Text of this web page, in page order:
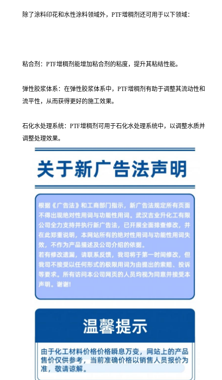
除了涂料印花和水性涂料领域外，PTF增稠剂还可用于以下领域：
粘合剂：PTF增稠剂能增加粘合剂的粘度，提升其粘结性能。
弹性胶浆体系：在弹性胶浆体系中，PTF增稠剂有助于调整其流动性和
流平性，从而获得更好的施工效果。
石化水处理系统：PTF增稠剂可用于石化水处理系统中，以调整水质并
调整处理效果。